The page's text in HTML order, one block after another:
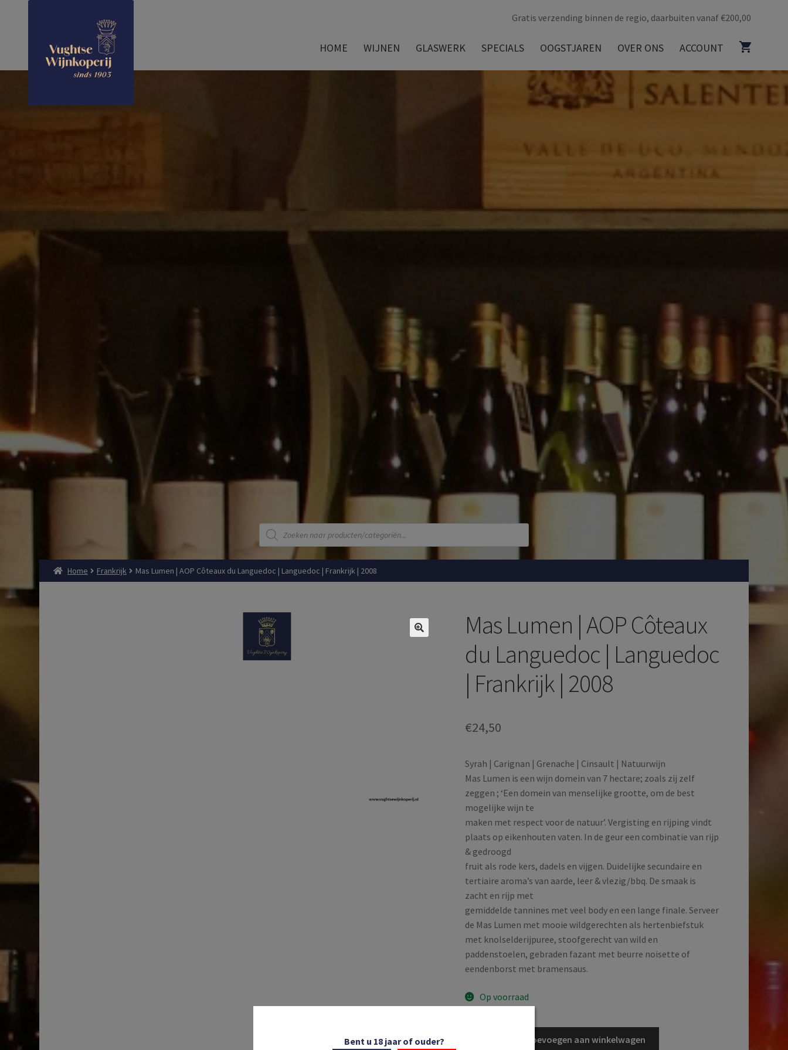
Gratis verzending binnen de regio, daarbuiten vanaf €200,00
HOME WIJNEN GLASWERK SPECIALS OOGSTJAREN OVER ONS ACCOUNT
Producten
zoeken
Home Frankrijk Mas Lumen | AOP Côteaux du Languedoc | Languedoc | Frankrijk | 2008
Mas Lumen | AOP Côteaux
du Languedoc | Languedoc
| Frankrijk | 2008
€24,50
Syrah | Carignan | Grenache | Cinsault | Natuurwijn
Mas Lumen is een wijn domein van 7 hectare; zoals zij zelf
zeggen ; ‘Een domein van menselijke grootte, om de best
mogelijke wijn te
maken met respect voor de natuur’. Vergisting en rijping vindt
plaats op eikenhouten vaten. In de geur een combinatie van rijp
& gedroogd
fruit als rode kers, dadels en vijgen. Duidelijke secundaire en
tertiaire aroma’s van aarde, leer & vlezig/bbq. De smaak is
zacht en rijp met
gemiddelde tannines met veel body en een lange finale. Serveer
de Mas Lumen met mooie wildgerechten als hertenbiefstuk
met knolselderijpuree, stoofgerecht van wild en
paddenstoelen, gebraden fazant met beurre noisette of
eendenborst met bramensaus.
Op voorraad
Toevoegen aan winkelwagen
Bent u 18 jaar of ouder?